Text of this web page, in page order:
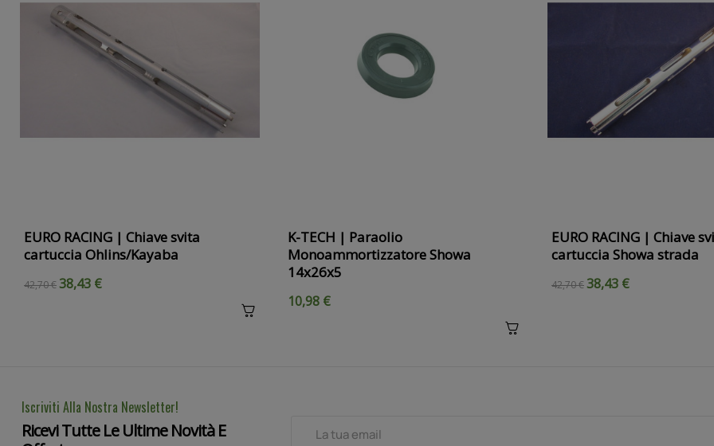
EURO RACING | Chiave svita
cartuccia Ohlins/Kayaba
42,70 €38,43 €
K-TECH | Paraolio
Monoammortizzatore Showa
14x26x5
10,98 €
EURO RACING | Chiave
cartuccia Showa strada
42,70 €38,43 €
Iscriviti Alla Nostra Newsletter!
Ricevi Tutte Le Ultime Novità E